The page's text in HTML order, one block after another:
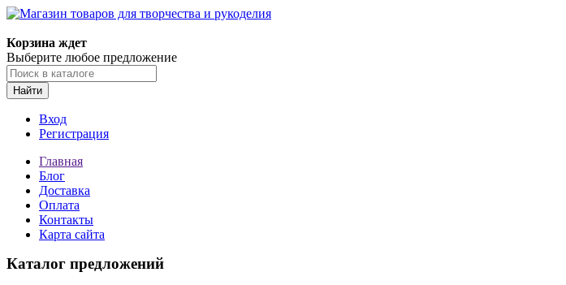
Корзина ждет
Выберите любое предложение
Найти
Вход
Регистрация
Главная
Блог
Доставка
Оплата
Контакты
Карта сайта
Каталог предложений